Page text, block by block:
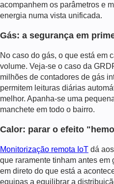
acompanhem os parâmetros e
energia numa vista unificada.
Gás: a segurança em
No caso do gás, o que está em
volume. Veja-se o caso da
milhões de contadores de gás
permitem leituras diárias
melhor. Apanha-se uma
manchete em todo o bairro.
Calor: parar o efeito
Monitorização remota IoT dá
que raramente tinham antes
em direto do que está a
equipas a equilibrar a